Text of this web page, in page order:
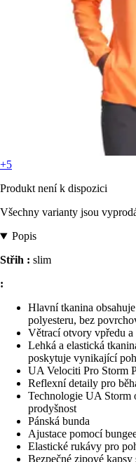
+5
Produkt není k dispozici
Všechny varianty jsou
Popis
Střih : slim
:
Hlavní tkanina
polyesteru, bez
Větrací otvory vpředu
Lehká a elastická
poskytuje vynikající
UA Velociti Pro Storm
Reflexní detaily pro
Technologie UA Storm
prodyšnost
Pánská bunda
Ajustace pomocí
Elastické rukávy pro
Bezpečné zipové